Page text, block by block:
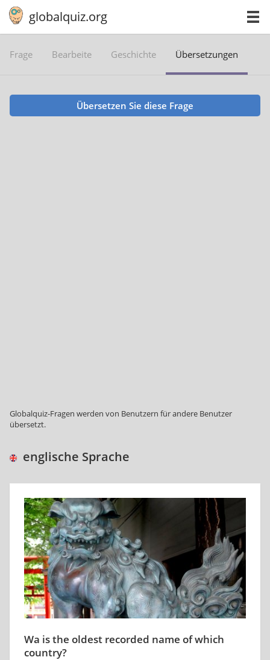
globalquiz.org
Frage Bearbeite Geschichte Übersetzungen
Übersetzen Sie diese Frage
Globalquiz-Fragen werden von Benutzern für andere Benutzer
übersetzt.
englische Sprache
Wa is the oldest recorded name of which
country?